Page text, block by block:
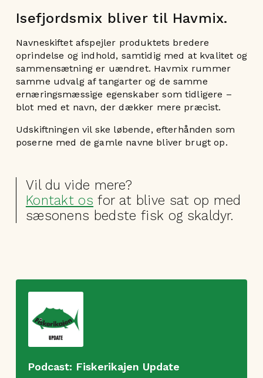
Isefjordsmix bliver til Havmix.
Navneskiftet afspejler produktets bredere
oprindelse og indhold, samtidig med at kvalitet og
sammensætning er uændret. Havmix rummer
samme udvalg af tangarter og de samme
ernæringsmæssige egenskaber som tidligere –
blot med et navn, der dækker mere præcist.
Udskiftningen vil ske løbende, efterhånden som
poserne med de gamle navne bliver brugt op.
Vil du vide mere?
Kontakt os for at blive sat op med
sæsonens bedste fisk og skaldyr.
Podcast: Fiskerikajen Update